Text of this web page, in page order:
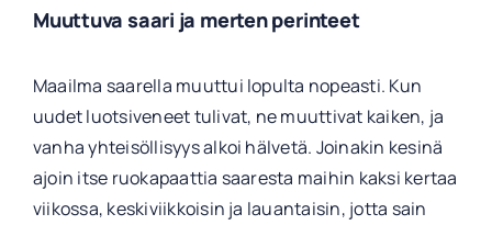
Muuttuva saari ja merten perinteet
Maailma saarella muuttui lopulta nopeasti. Kun
uudet luotsiveneet tulivat, ne muuttivat kaiken, ja
vanha yhteisöllisyys alkoi hälvetä. Joinakin kesinä
ajoin itse ruokapaattia saaresta maihin kaksi kertaa
viikossa, keskiviikkoisin ja lauantaisin, jotta sain